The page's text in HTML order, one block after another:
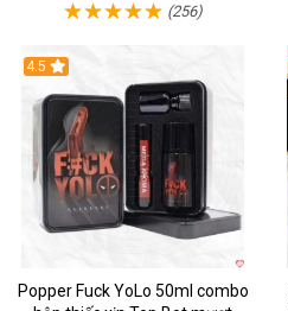
(256)
4.5
Popper Fuck YoLo 50ml combo